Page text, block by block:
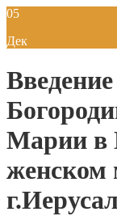
05
Дек
Марии в
женском